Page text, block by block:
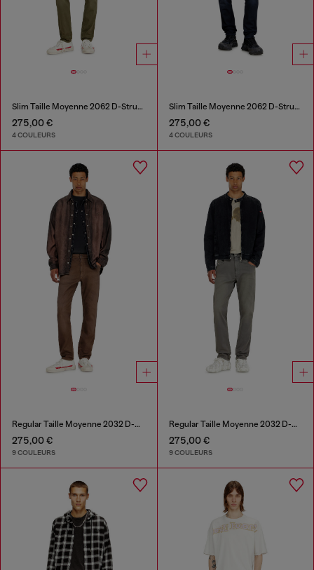
Slim Taille Moyenne 2062 D-Strukt Joggjeans®
275,00 €
4 COULEURS
Slim Taille Moyenne 2062 D-Strukt Joggjeans®
275,00 €
4 COULEURS
Regular Taille Moyenne 2032 D-Krooley-BW Joggjeans®
275,00 €
9 COULEURS
Regular Taille Moyenne 2032 D-Krooley-BW Joggjeans®
275,00 €
9 COULEURS